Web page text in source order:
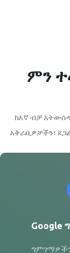
ምን
ከእኛ ብቻ
አቅራቢዎቻችን፣
Google